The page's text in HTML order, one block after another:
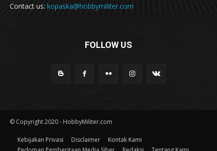
Contact us: kopaska@hobbymiliter.com
FOLLOW US
© Copyright 2020 - HobbyMiliter.com
Kebijakan Privasi Disclaimer
Kontak Kami